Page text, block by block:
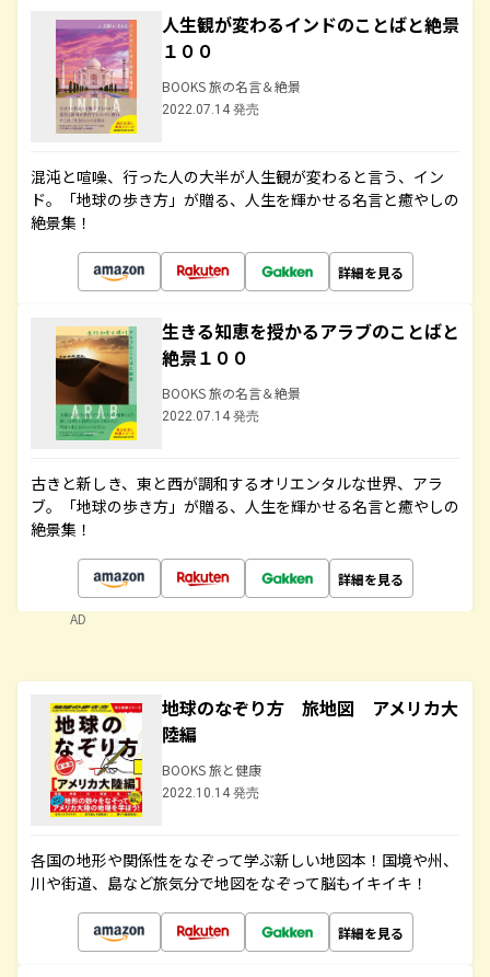
人生観が変わるインドのことばと絶景
１００
BOOKS 旅の名言＆絶景
2022.07.14 発売
混沌と喧噪、行った人の大半が人生観が変わると言う、イン
ド。「地球の歩き方」が贈る、人生を輝かせる名言と癒やしの
絶景集！
詳細を見る
生きる知恵を授かるアラブのことばと
絶景１００
BOOKS 旅の名言＆絶景
2022.07.14 発売
古きと新しき、東と西が調和するオリエンタルな世界、アラ
ブ。「地球の歩き方」が贈る、人生を輝かせる名言と癒やしの
絶景集！
詳細を見る
AD
地球のなぞり方 旅地図 アメリカ大
陸編
BOOKS 旅と健康
2022.10.14 発売
各国の地形や関係性をなぞって学ぶ新しい地図本！国境や州、
川や街道、島など旅気分で地図をなぞって脳もイキイキ！
詳細を見る